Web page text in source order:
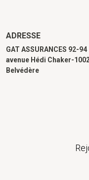
ADRESSE
GAT ASSURANCES 92-94
avenue Hédi Chaker-
Belvédère